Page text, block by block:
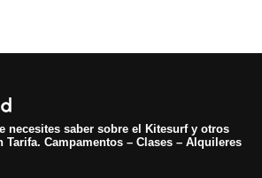
necesites saber sobre el Kitesurf y otros
Tarifa. Campamentos – Clases – Alquileres